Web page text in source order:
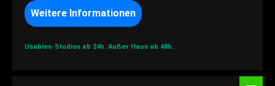
Weitere Informationen
Usables-Studios ab 24h. Außer Haus ab 48h.